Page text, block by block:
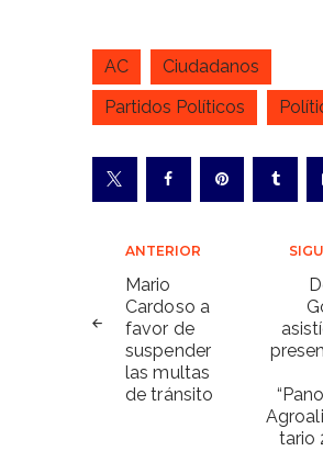
AC
Ciudadanos
Partidos Políticos
Navegación
de
entradas
ANTERIOR
Mario
Cardoso a
favor de
suspender
las multas
de tránsito
tario